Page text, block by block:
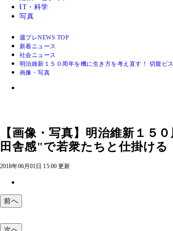
IT・科学
写真
週プレNEWS TOP
新着ニュース
社会ニュース
明治維新１５０周年を機に生き方を考え直す！ 切腹ピ
画像・写真
【画像・写真】明治維新１５
田舎感"で若衆たちと仕掛け
2018年06月01日 15:00 更新
前へ
次へ